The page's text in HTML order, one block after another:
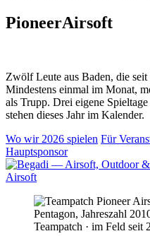
PioneerAirsoft
Zwölf Leute aus Baden, die
Mindestens einmal im Monat,
als Trupp. Drei eigene
stehen dieses Jahr im Kalender.
Wo wir 2026 spielen Für
Hauptsponsor
Teampatch · im Feld seit